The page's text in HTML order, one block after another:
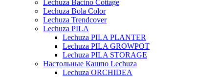
Lechuza Bacino Cottage
Lechuza Bola Color
Lechuza Trendcover
Lechuza PILA
Lechuza PILA PLANTER
Lechuza PILA GROWPOT
Lechuza PILA STORAGE
Настольные Кашпо Lechuza
Lechuza ORCHIDEA